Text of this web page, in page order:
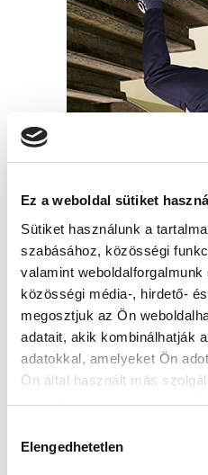
Ez a weboldal sütiket
Sütiket használunk a
szabásához, közösségi
valamint
közösségi média-, hirdető-
megosztjuk az Ön
adatait, akik kombinálhatják
adatokkal, amelyeket Ön
Ön által használt más
weboldalon való böngészés
kiválasztása
Elengedhetetlen
KÖVETKEZŐ MÉRKŐZÉS